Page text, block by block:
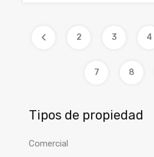
2 3 4
7 8
Tipos de propiedad
Comercial